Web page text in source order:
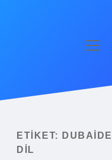
Yasal Uyarı
ETIKET:
DIL